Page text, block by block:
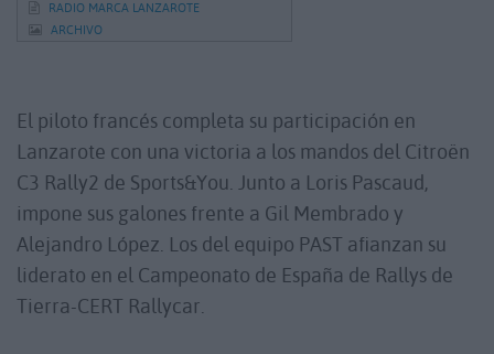
RADIO MARCA LANZAROTE
ARCHIVO
El piloto francés completa su participación en
Lanzarote con una victoria a los mandos del Citroën
C3 Rally2 de Sports&You. Junto a Loris Pascaud,
impone sus galones frente a Gil Membrado y
Alejandro López. Los del equipo PAST afianzan su
liderato en el Campeonato de España de Rallys de
Tierra-CERT Rallycar.